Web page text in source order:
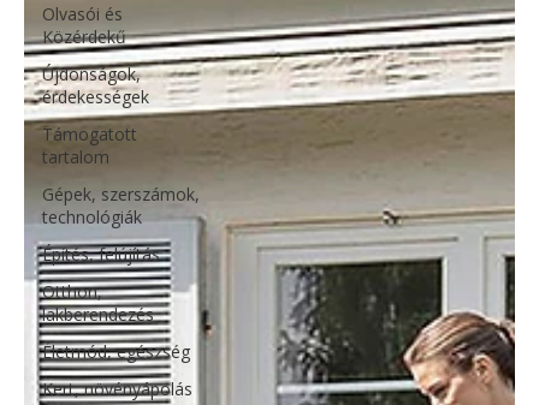
Olvasói és
Közérdekű
Újdonságok,
érdekességek
Támogatott
tartalom
Gépek, szerszámok,
technológiák
Építés, felújítás
Otthon,
lakberendezés
Életmód, egészség
Kert, növényápolás